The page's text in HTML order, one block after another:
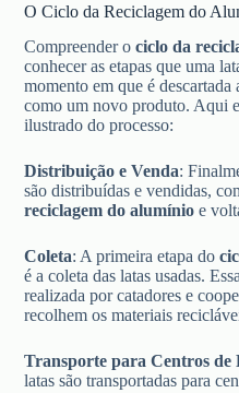
O Ciclo da Reciclagem do
Compreender ociclo da
conhecer as etapas que uma
momento em que é
como um novo produto. Aqui
ilustrado do processo:
Distribuição e Venda:
são distribuídas e vendidas,
reciclagem do alumínio e
Coleta: A primeira etapa do
é a coleta das latas usadas.
realizada por catadores e
recolhem os materiais
Transporte para Centros de
latas são transportadas para